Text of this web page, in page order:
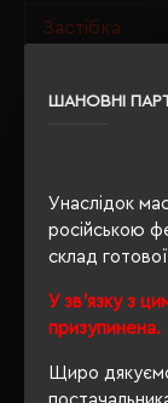
ШАНОВНІ
Унаслідок
російською
склад
У зв'язку з
призупинена.
Щиро
Застібка
Форма
ОПИС
ВІДГУКИ